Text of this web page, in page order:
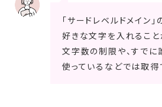
「サードレベルドメイン
好きな文字を入れること
文字数の制限や、すで
使っているなどでは取得